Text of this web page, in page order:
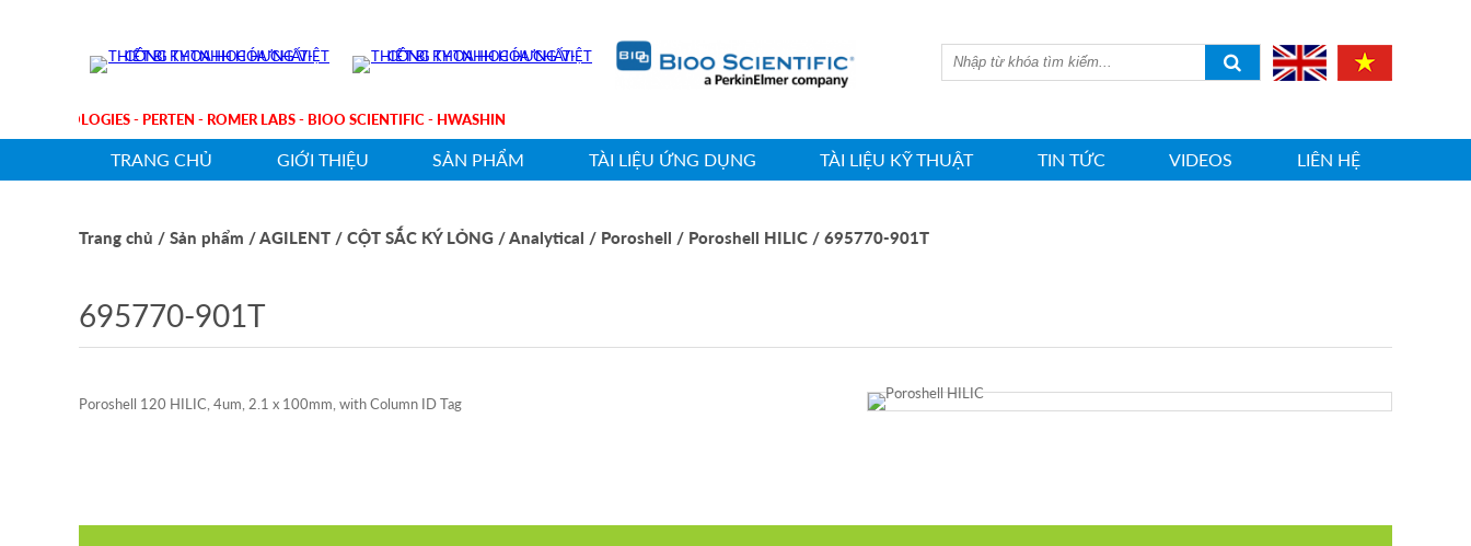
TECHNOLOGIES - PERTEN - ROMER LABS - BIOO SCIENTIFIC - HWASHIN
TRANG CHỦ GIỚI THIỆU SẢN PHẨM TÀI LIỆU ỨNG DỤNG TÀI LIỆU KỸ THUẬT TIN TỨC VIDEOS LIÊN HỆ
Trang chủ / Sản phẩm / AGILENT / CỘT SẮC KÝ LỎNG / Analytical / Poroshell / Poroshell HILIC / 695770-901T
695770-901T
Poroshell 120 HILIC, 4um, 2.1 x 100mm, with Column ID Tag